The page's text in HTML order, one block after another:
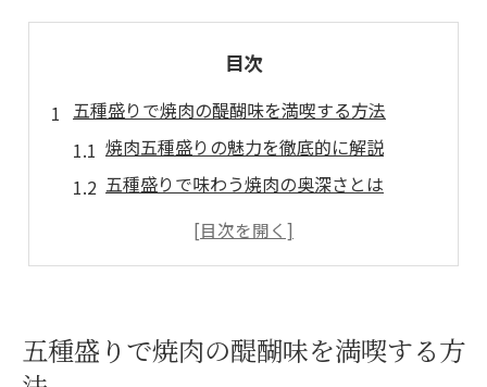
目次
五種盛りで焼肉の醍醐味を満喫する方法
焼肉五種盛りの魅力を徹底的に解説
五種盛りで味わう焼肉の奥深さとは
焼肉五種盛りならではの食べ比べ体験
焼肉五種盛りで心に残る至福の時間
神田駅周辺で味わう焼肉五種盛り体験
五種盛りで焼肉の醍醐味を満喫する方